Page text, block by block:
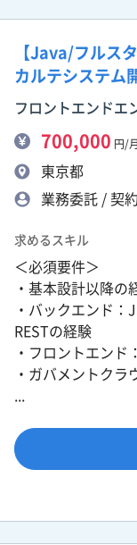
【Java/フルス
カルテシステム
フロントエンドエ
700,000 円/月
東京都
業務委託 / 契
求めるスキル
＜必須要件＞
・基本設計以降の
・バックエンド：
RESTの経験
・フロントエン
・ガバメントクラ